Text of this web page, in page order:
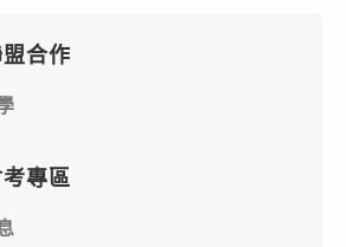
合作
專區